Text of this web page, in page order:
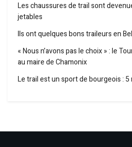
Les chaussures de trail sont
jetables
Ils ont quelques bons traileurs en
« Nous n’avons pas le choix » : le
au maire de Chamonix
Le trail est un sport de bourgeois :